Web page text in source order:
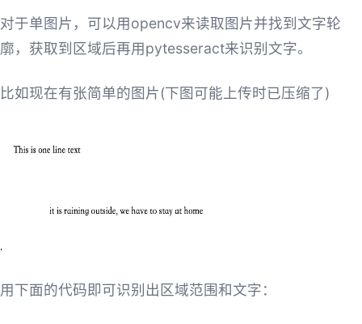
对于单图片，可以用opencv来读取图片并找到文字轮
廓，获取到区域后再用pytesseract来识别文字。
比如现在有张简单的图片(下图可能上传时已压缩了)
用下面的代码即可识别出区域范围和文字：